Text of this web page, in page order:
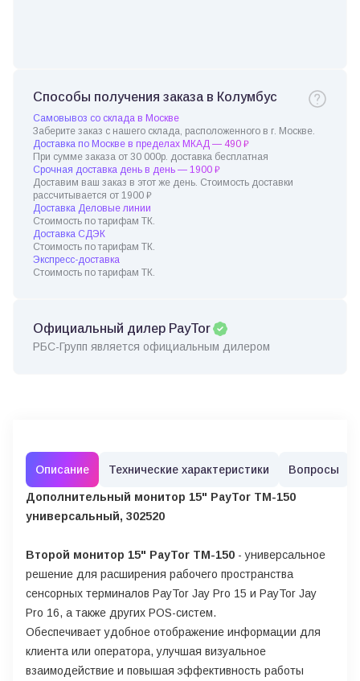
Способы получения заказа в Колумбус
Самовывоз со склада в Москве
Заберите заказ с нашего склада, расположенного в г. Москве.
Доставка по Москве в пределах МКАД — 490 ₽
При сумме заказа от 30 000р. доставка бесплатная
Срочная доставка день в день — 1900 ₽
Доставим ваш заказ в этот же день. Стоимость доставки
рассчитывается от 1900 ₽
Доставка Деловые линии
Стоимость по тарифам ТК.
Доставка СДЭК
Стоимость по тарифам ТК.
Экспресс-доставка
Стоимость по тарифам ТК.
Официальный дилер PayTor
РБС-Групп является официальным дилером
Описание Технические характеристики Вопросы
Дополнительный монитор 15" PayTor TM-150
универсальный, 302520
Второй монитор 15" PayTor TM-150 - универсальное
решение для расширения рабочего пространства
сенсорных терминалов PayTor Jay Pro 15 и PayTor Jay
Pro 16, а также других POS-систем.
Обеспечивает удобное отображение информации для
клиента или оператора, улучшая визуальное
взаимодействие и повышая эффективность работы